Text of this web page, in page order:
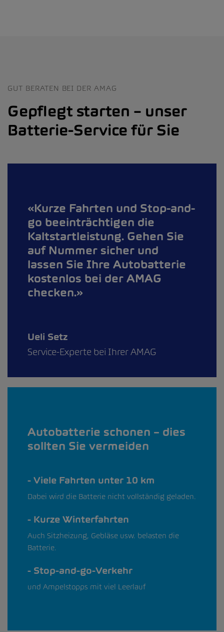
GUT BERATEN BEI DER AMAG
Gepflegt starten – unser
Batterie-Service für Sie
Kurze Fahrten und Stop-and-
go beeinträchtigen die
Kaltstartleistung. Gehen Sie
auf Nummer sicher und
lassen Sie Ihre Autobatterie
kostenlos bei der AMAG
checken.
Ueli Setz
Service-Experte bei Ihrer AMAG
Autobatterie schonen – dies
sollten Sie vermeiden
Viele Fahrten unter 10 km
Dabei wird die Batterie nicht vollständig geladen.
Kurze Winterfahrten
Auch Sitzheizung, Gebläse usw. belasten die
Batterie.
Stop-and-go-Verkehr
und Ampelstopps mit viel Leerlauf